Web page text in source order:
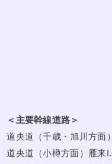
＜主要幹線道路＞
道央道（千歳・旭川方面
道央道（小樽方面）雁来